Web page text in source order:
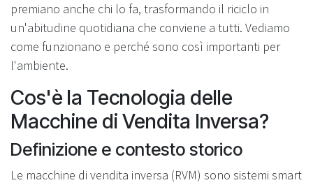
premiano anche chi lo fa, trasformando il riciclo in
un'abitudine quotidiana che conviene a tutti. Vediamo
come funzionano e perché sono così importanti per
l'ambiente.
Cos'è la Tecnologia delle
Macchine di Vendita Inversa?
Definizione e contesto storico
Le macchine di vendita inversa (RVM) sono sistemi smart